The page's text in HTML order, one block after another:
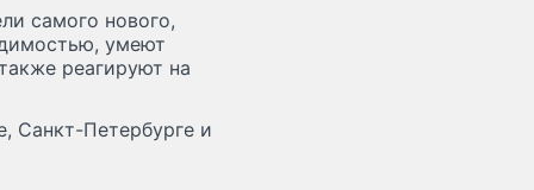
самого нового,
умеют
реагируют на
Санкт-Петербурге и